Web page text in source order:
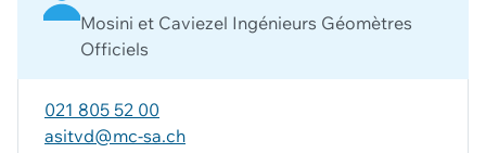
Mosini et Caviezel Ingénieurs Géomètres
Officiels
021 805 52 00
asitvd@mc-sa.ch